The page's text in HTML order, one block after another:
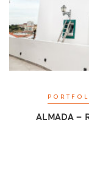
ALMADA –